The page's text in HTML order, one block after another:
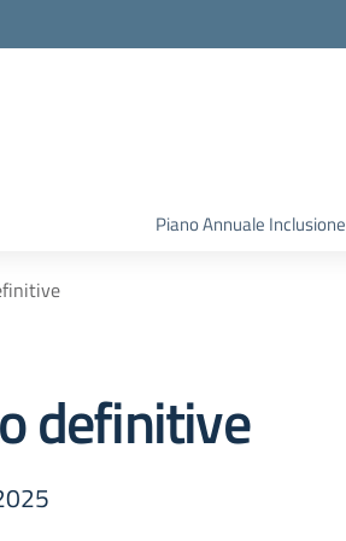
Piano Annuale Inclusione
definitive